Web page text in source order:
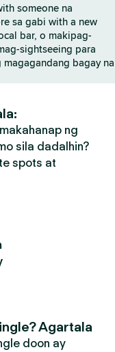
someone na
sa gabi with a new
bar, o makipag-
sightseeing para
bagay na
ng
sila dadalhin?
spots at
Agartala
doon ay